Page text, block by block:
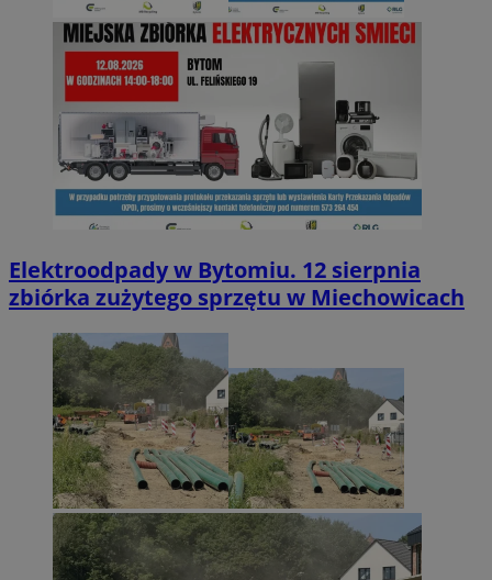
Elektroodpady w Bytomiu. 12 sierpnia
zbiórka zużytego sprzętu w Miechowicach